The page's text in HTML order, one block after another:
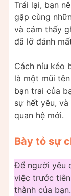
Trái lại, bạn
gặp cùng
và cảm thấy
đã lỡ đánh
Cách níu kéo
là một mũi
bạn trai của
sự hết yêu,
quan hệ mới.
Bày tỏ sự
Để người yêu
việc trước
thành của